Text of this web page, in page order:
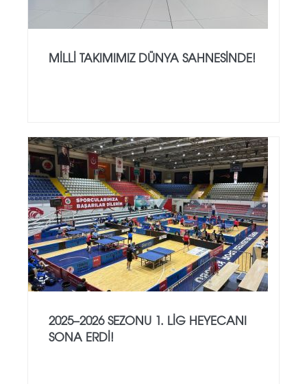
MILLI TAKIMIMIZ DÜNYA SAHNESINDE!
2025–2026 SEZONU 1. LIG HEYECANI
SONA ERDI!